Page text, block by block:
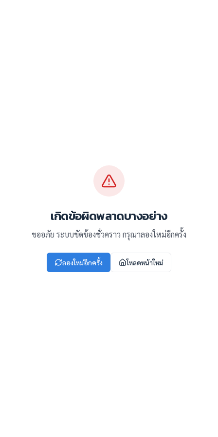
เกิดข้อผิดพลาดบางอย่าง
ขออภัย ระบบขัดข้องชั่วคราว กรุณาลองใหม่อีกครั้ง
ลองใหม่อีกครั้ง โหลดหน้าใหม่